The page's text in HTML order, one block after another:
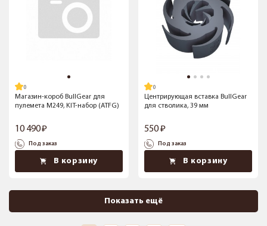
Магазин-короб BullGear для
пулемета М249, KIT-набор (ATFG)
10 490
Под заказ
В корзину
Центрирующая вставка BullGear
для стволика, 39 мм
550
Под заказ
В корзину
Показать ещё